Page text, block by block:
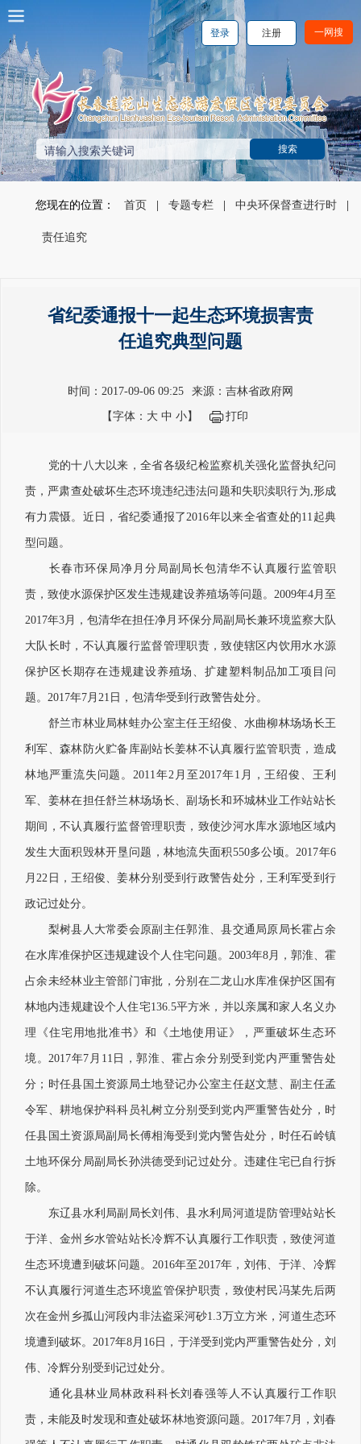
一网搜
注册
登录
您现在的位置： 首页 专题专栏 中央环保督查进行时
责任追究
省纪委通报十一起生态环境损害责
任追究典型问题
时间：2017-09-06 09:25 来源：吉林省政府网
【字体： 大 中 小】 打印
党的十八大以来，全省各级纪检监察机关强化监督执纪问
责，严肃查处破坏生态环境违纪违法问题和失职渎职行为,形成
有力震慑。近日，省纪委通报了2016年以来全省查处的11起典
型问题。
长春市环保局净月分局副局长包清华不认真履行监管职
责，致使水源保护区发生违规建设养殖场等问题。2009年4月至
2017年3月，包清华在担任净月环保分局副局长兼环境监察大队
大队长时，不认真履行监督管理职责，致使辖区内饮用水水源
保护区长期存在违规建设养殖场、扩建塑料制品加工项目问
题。2017年7月21日，包清华受到行政警告处分。
舒兰市林业局林蛙办公室主任王绍俊、水曲柳林场场长王
利军、森林防火贮备库副站长姜林不认真履行监管职责，造成
林地严重流失问题。2011年2月至2017年1月，王绍俊、王利
军、姜林在担任舒兰林场场长、副场长和环城林业工作站站长
期间，不认真履行监督管理职责，致使沙河水库水源地区域内
发生大面积毁林开垦问题，林地流失面积550多公顷。2017年6
月22日，王绍俊、姜林分别受到行政警告处分，王利军受到行
政记过处分。
梨树县人大常委会原副主任郭淮、县交通局原局长霍占余
在水库准保护区违规建设个人住宅问题。2003年8月，郭淮、霍
占余未经林业主管部门审批，分别在二龙山水库准保护区国有
林地内违规建设个人住宅136.5平方米，并以亲属和家人名义办
理《住宅用地批准书》和《土地使用证》，严重破坏生态环
境。2017年7月11日，郭淮、霍占余分别受到党内严重警告处
分；时任县国土资源局土地登记办公室主任赵文慧、副主任孟
令军、耕地保护科科员礼树立分别受到党内严重警告处分，时
任县国土资源局副局长傅相海受到党内警告处分，时任石岭镇
土地环保分局副局长孙洪德受到记过处分。违建住宅已自行拆
除。
东辽县水利局副局长刘伟、县水利局河道堤防管理站站长
于洋、金州乡水管站站长冷辉不认真履行工作职责，致使河道
生态环境遭到破坏问题。2016年至2017年，刘伟、于洋、冷辉
不认真履行河道生态环境监管保护职责，致使村民冯某先后两
次在金州乡孤山河段内非法盗采河砂1.3万立方米，河道生态环
境遭到破坏。2017年8月16日，于洋受到党内严重警告处分，刘
伟、冷辉分别受到记过处分。
通化县林业局林政科科长刘春强等人不认真履行工作职
责，未能及时发现和查处破坏林地资源问题。2017年7月，刘春